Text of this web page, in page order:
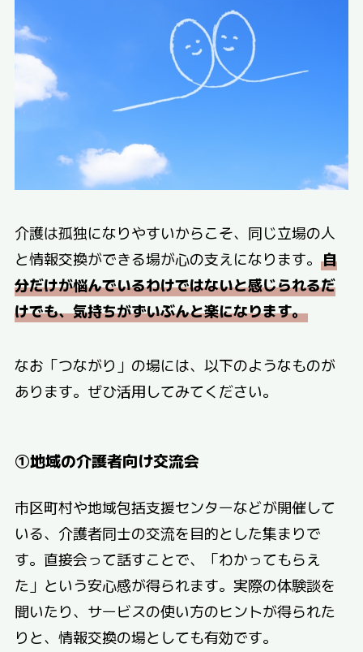
介護は孤独になりやすいからこそ、同じ立場の人
と情報交換ができる場が心の支えになります。 自
分だけが悩んでいるわけではないと感じられるだ
けでも、気持ちがずいぶんと楽になります。
なお「つながり」の場には、以下のようなものが
あります。ぜひ活用してみてください。
①地域の介護者向け交流会
市区町村や地域包括支援センターなどが開催して
いる、介護者同士の交流を目的とした集まりで
す。直接会って話すことで、「わかってもらえ
た」という安心感が得られます。実際の体験談を
聞いたり、サービスの使い方のヒントが得られた
りと、情報交換の場としても有効です。